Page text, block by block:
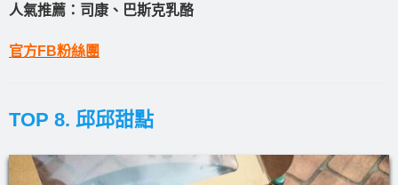
人氣推薦：司康、巴斯克乳酪
官方FB粉絲團
TOP 8. 邱邱甜點